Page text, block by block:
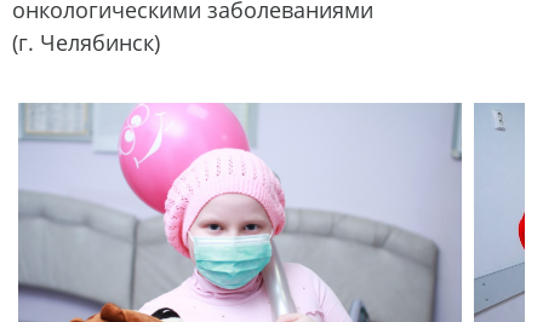
онкологическими заболеваниями
(г. Челябинск)